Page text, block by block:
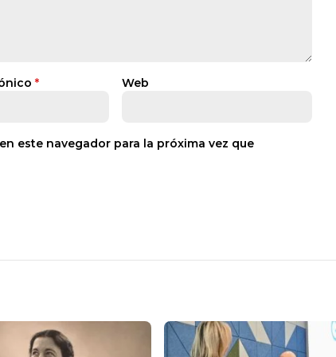
* Web
este navegador para la próxima vez que